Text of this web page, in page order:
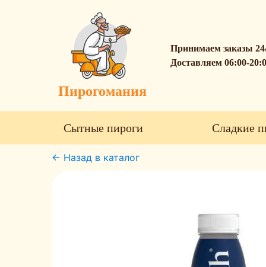
Пирогомания
Принимаем заказы
Доставляем 06:00-
Сытные пироги Сладкие
← Назад в каталог